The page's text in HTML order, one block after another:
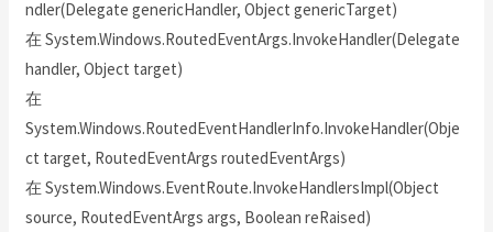
ndler(Delegate genericHandler, Object genericTarget)
在 System.Windows.RoutedEventArgs.InvokeHandler(Delegate
handler, Object target)
在
System.Windows.RoutedEventHandlerInfo.InvokeHandler(Obje
ct target, RoutedEventArgs routedEventArgs)
在 System.Windows.EventRoute.InvokeHandlersImpl(Object
source, RoutedEventArgs args, Boolean reRaised)